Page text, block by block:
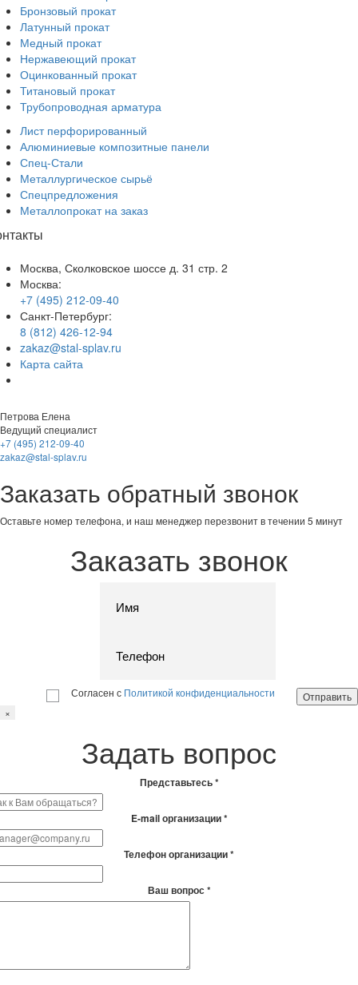
Бронзовый прокат
Латунный прокат
Медный прокат
Нержавеющий прокат
Оцинкованный прокат
Титановый прокат
Трубопроводная арматура
Лист перфорированный
Алюминиевые композитные панели
Спец-Стали
Металлургическое сырьё
Спецпредложения
Металлопрокат на заказ
Москва, Сколковское шоссе д. 31 стр. 2
Москва:
+7 (495) 212-09-40
Санкт-Петербург:
8 (812) 426-12-94
zakaz@stal-splav.ru
Карта сайта
Петрова Елена
Ведущий специалист
+7 (495) 212-09-40
zakaz@stal-splav.ru
Заказать обратный звонок
Оставьте номер телефона, и наш менеджер перезвонит в течении 5 минут
Заказать звонок
Согласен с Политикой конфиденциальности
×
Задать вопрос
Представьтесь *
E-mail организации *
Телефон организации *
Ваш вопрос *